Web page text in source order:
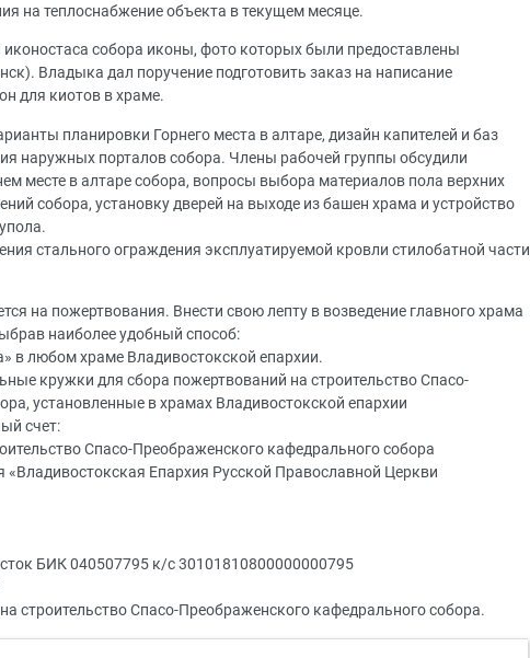
на теплоснабжение объекта в текущем месяце.
собора иконы, фото которых были предоставлены
Владыка дал поручение подготовить заказ на написание
для киотов в храме.
планировки Горнего места в алтаре, дизайн капителей и баз
наружных порталов собора. Члены рабочей группы обсудили
месте в алтаре собора, вопросы выбора материалов пола верхних
собора, установку дверей на выходе из башен храма и устройство
стального ограждения эксплуатируемой кровли стилобатной части
на пожертвования. Внести свою лепту в возведение главного храма
наиболее удобный способ:
в любом храме Владивостокской епархии.
кружки для сбора пожертвований на строительство Спасо-
установленные в храмах Владивостокской епархии
счет:
Спасо-Преображенского кафедрального собора
«Владивостокская Епархия Русской Православной Церкви
БИК 040507795 к/с 30101810800000000795
строительство Спасо-Преображенского кафедрального собора.